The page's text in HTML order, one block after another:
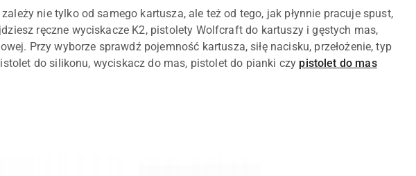
nie tylko od samego kartusza, ale też od tego, jak płynnie pracuje spust,
ręczne wyciskacze K2, pistolety Wolfcraft do kartuszy i gęstych mas,
Przy wyborze sprawdź pojemność kartusza, siłę nacisku, przełożenie, typ
do silikonu, wyciskacz do mas, pistolet do pianki czy pistolet do mas